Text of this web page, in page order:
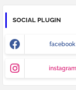
SOCIAL PLUGIN
facebook
instagram